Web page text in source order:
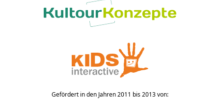
Gefördert in den Jahren 2011 bis 2013 von: